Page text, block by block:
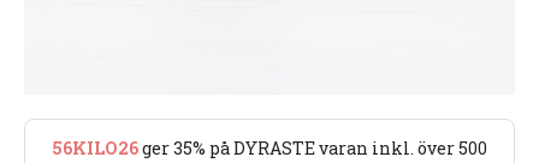
56KILO26ger 35% på DYRASTE varan inkl. över 500